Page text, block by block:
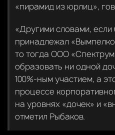
«пирамид из юрлиц»,
«Другими словами,
принадлежал
то тогда ООО
образовать ни одной
100%-ным участием, а
процессе
на уровнях «дочек» и
отметил Рыбаков.